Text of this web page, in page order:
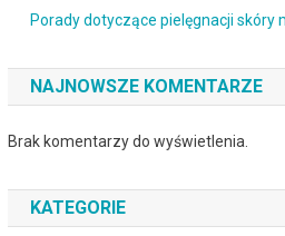
Porady dotyczące pielęgnacji skóry
NAJNOWSZE KOMENTARZE
Brak komentarzy do wyświetlenia.
KATEGORIE